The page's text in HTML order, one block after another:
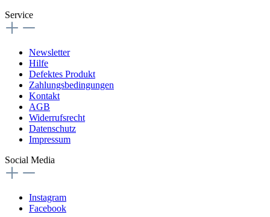
Service
Newsletter
Hilfe
Defektes Produkt
Zahlungsbedingungen
Kontakt
AGB
Widerrufsrecht
Datenschutz
Impressum
Social Media
Instagram
Facebook